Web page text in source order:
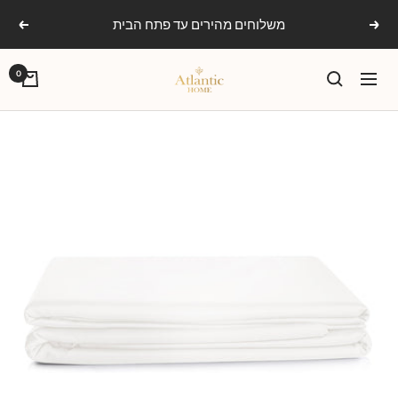
content
הקודם משלוחים מהירים עד פתח הבית הבא
ניווט
אטלנטיק
0